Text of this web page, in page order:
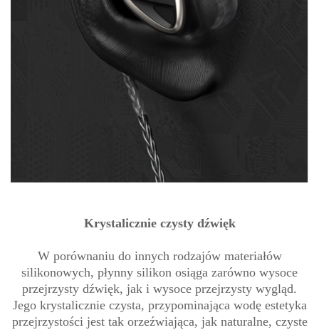
Krystalicznie czysty dźwięk
W porównaniu do innych rodzajów materiałów
silikonowych, płynny silikon osiąga zarówno wysoce
przejrzysty dźwięk, jak i wysoce przejrzysty wygląd.
Jego krystalicznie czysta, przypominająca wodę estetyka
przejrzystości jest tak orzeźwiająca, jak naturalne, czyste